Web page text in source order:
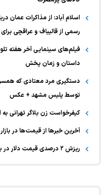
اسلام آباد: از مذاکرات عمان
رسمی از قالیباف و عراقچی
داستان و زمان پخش
دستگیری مرد معتادی که
توسط پلیس مشهد + عکس
کیفرخواست زن بلاگر تهرانی
آخرین خبر‌ها از قیمت‌ها در
ریزش ۲ درصدی قیمت دلار در بازار آزاد مشهد+ علت